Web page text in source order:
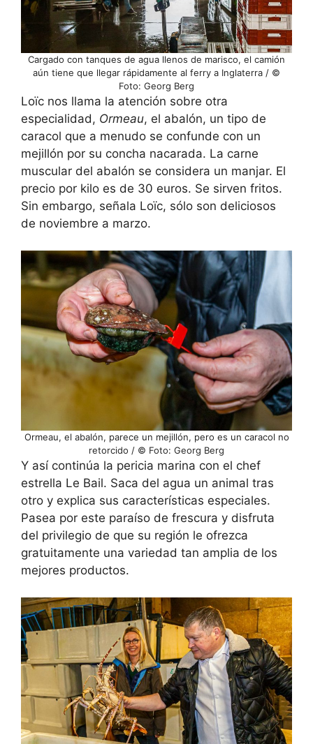
Cargado con tanques de agua llenos de marisco, el camión
aún tiene que llegar rápidamente al ferry a Inglaterra / ©
Foto: Georg Berg
Loïc nos llama la atención sobre otra
especialidad, Ormeau, el abalón, un tipo de
caracol que a menudo se confunde con un
mejillón por su concha nacarada. La carne
muscular del abalón se considera un manjar. El
precio por kilo es de 30 euros. Se sirven fritos.
Sin embargo, señala Loïc, sólo son deliciosos
de noviembre a marzo.
Ormeau, el abalón, parece un mejillón, pero es un caracol no
retorcido / © Foto: Georg Berg
Y así continúa la pericia marina con el chef
estrella Le Bail. Saca del agua un animal tras
otro y explica sus características especiales.
Pasea por este paraíso de frescura y disfruta
del privilegio de que su región le ofrezca
gratuitamente una variedad tan amplia de los
mejores productos.